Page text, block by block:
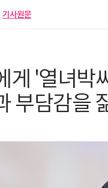
기사원문
게 '열녀박
부담감을